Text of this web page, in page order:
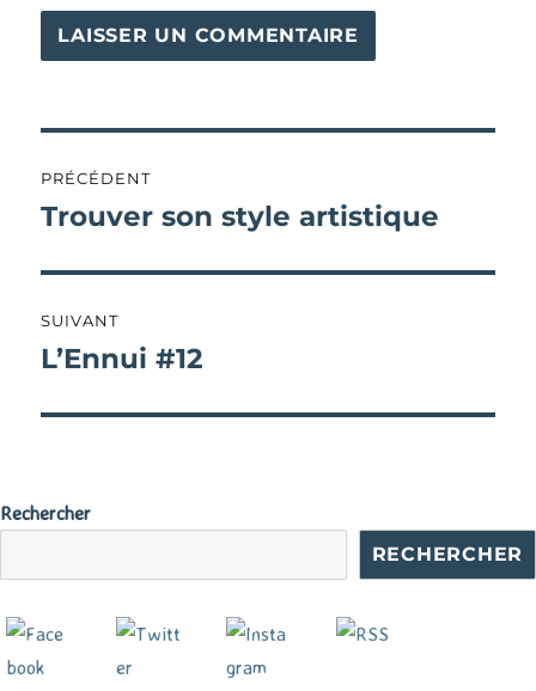
de
PRÉCÉDENT
Publication
Trouver son style artistique
SUIVANT
Publication
L’Ennui #12
Rechercher
RECHERCHER